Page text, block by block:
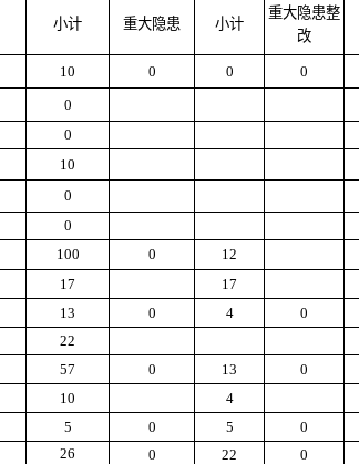
小计 重大隐患 小计
重大隐患整
改
10 0 0 0
0
0
10
0
0
100 0 12
17 17
13 0 4 0
22
57 0 13 0
10 4
5 0 5 0
26 0 22 0